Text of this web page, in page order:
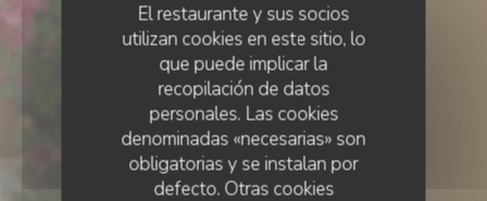
El restaurante y sus socios
utilizan cookies en este sitio, lo
que puede implicar la
recopilación de datos
personales. Las cookies
denominadas «necesarias» son
obligatorias y se instalan por
defecto. Otras cookies